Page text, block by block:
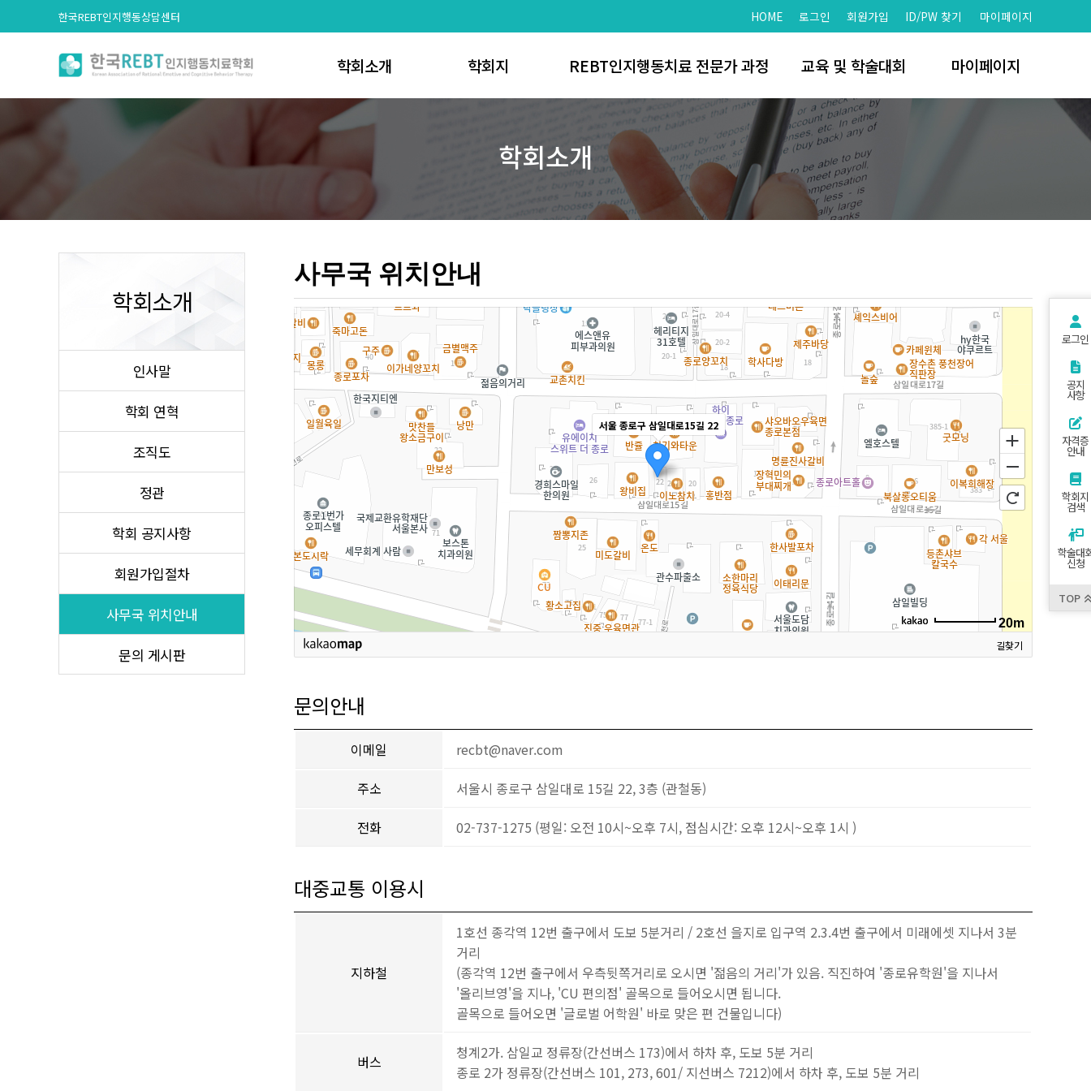
한국REBT인지행동상담센터 HOME 로그인 회원가입 ID/PW 찾기 마이페이지
학회소개
인사말
조직도
정관
회원가입절차
사무국 위치안내
문의 게시판
학회지
학회지 투고규정
연구윤리
학회지 검색
REBT인지행동치료 전문가 과정
REBT인지행동치료 전문가
REBT인지행동치료 코치
REBT인지행동치료 전문가 명단
REBT인지행동치료 코치 명단
교육 및 학술대회
학술대회
세미나 및 워크샵
자료실
마이페이지
학회소개
인사말
학회 연혁
조직도
정관
학회 공지사항
회원가입절차
사무국 위치안내
문의 게시판
학회소개
사무국 위치안내
서울 종로구 삼일대로15길 22
20m
길찾기
문의안내
이메일
recbt@naver.com
주소
서울시 종로구 삼일대로 15길 22, 3층 (관철동)
전화
02-737-1275 (평일: 오전 10시~오후 7시, 점심시간: 오후 12시~오후 1시 )
대중교통 이용시
지하철
1호선 종각역 12번 출구에서 도보 5분거리 / 2호선 을지로 입구역 2.3.4번 출구에서 미래에셋 지나서 3분
거리
(종각역 12번 출구에서 우측뒷쪽거리로 오시면 '젊음의 거리'가 있음. 직진하여 '종로유학원'을 지나서
'올리브영'을 지나, 'CU 편의점' 골목으로 들어오시면 됩니다.
골목으로 들어오면 '글로벌 어학원' 바로 맞은 편 건물입니다)
버스
청계2가. 삼일교 정류장(간선버스 173)에서 하차 후, 도보 5분 거리
종로 2가 정류장(간선버스 101, 273, 601/ 지선버스 7212)에서 하차 후, 도보 5분 거리
로그인
공지
사항
자격증
안내
학회지
검색
학술대
신청
TOP